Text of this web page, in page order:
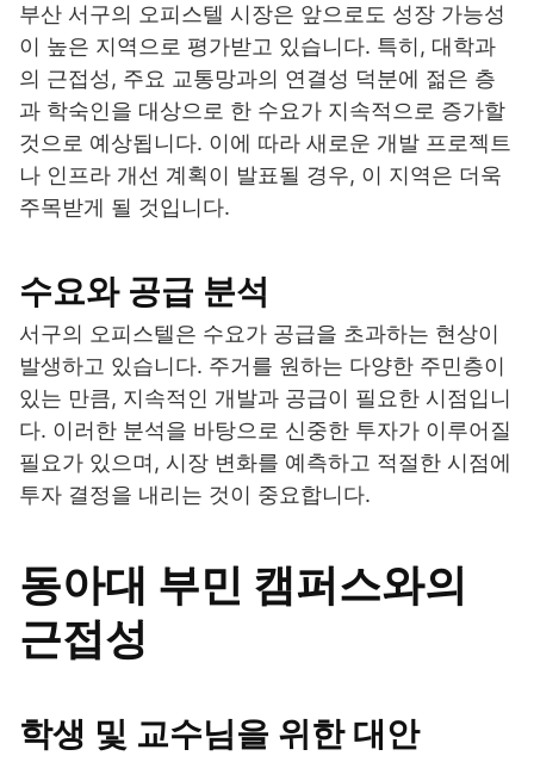
부산 서구의 오피스텔 시장은 앞으로도 성장 가능성
이 높은 지역으로 평가받고 있습니다. 특히, 대학과
의 근접성, 주요 교통망과의 연결성 덕분에 젊은 층
과 학숙인을 대상으로 한 수요가 지속적으로 증가할
것으로 예상됩니다. 이에 따라 새로운 개발 프로젝트
나 인프라 개선 계획이 발표될 경우, 이 지역은 더욱
주목받게 될 것입니다.
수요와 공급 분석
서구의 오피스텔은 수요가 공급을 초과하는 현상이
발생하고 있습니다. 주거를 원하는 다양한 주민층이
있는 만큼, 지속적인 개발과 공급이 필요한 시점입니
다. 이러한 분석을 바탕으로 신중한 투자가 이루어질
필요가 있으며, 시장 변화를 예측하고 적절한 시점에
투자 결정을 내리는 것이 중요합니다.
동아대 부민 캠퍼스와의
근접성
학생 및 교수님을 위한 대안